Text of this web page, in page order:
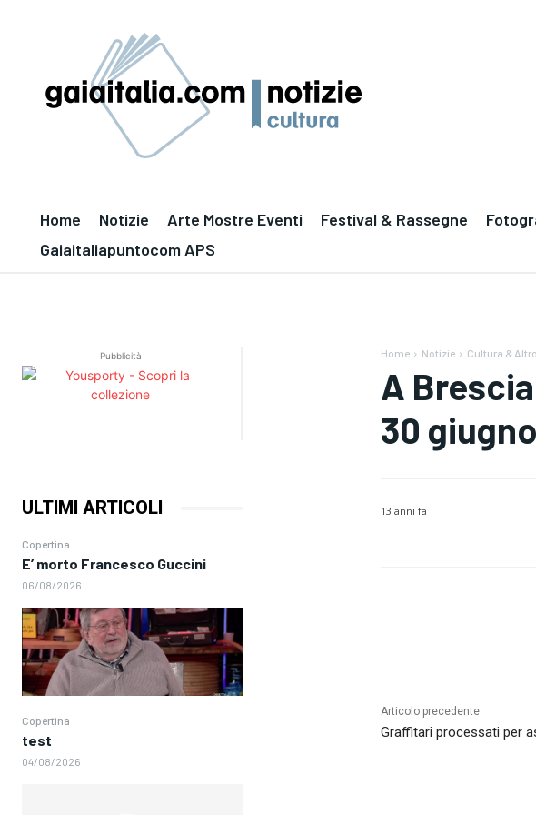
Home Notizie Arte Mostre Eventi Festival & Rassegne
Gaiaitaliapuntocom APS
Pubblicità
ULTIMI ARTICOLI
Copertina
E’ morto Francesco Guccini
06/08/2026
Copertina
test
04/08/2026
Home Notizie Cultura & Altro
A
30 giugno
13 anni fa
Articolo precedente
Graffitari processati per